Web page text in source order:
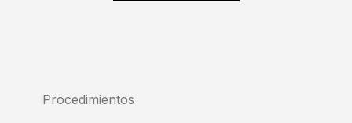
Procedimientos